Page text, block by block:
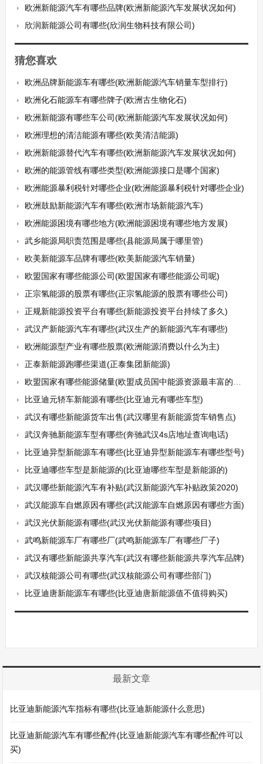
欧洲新能源汽车有哪些品牌(欧洲新能源汽车发展状况如何)
欣润新能源公司有哪些(欣润生物科技有限公司)
猜您喜欢
欧洲品牌新能源车有哪些(欧洲新能源汽车销量车型排行)
欧洲化石能源车有哪些牌子(欧洲古生物化石)
欧洲新能源有哪些车公司(欧洲新能源汽车发展状况如何)
欧洲理想的清洁能源有哪些(欧美清洁能源)
欧洲新能源替代汽车有哪些(欧洲新能源汽车发展状况如何)
欧洲的能源管线有哪些类型(欧洲能源接口是哪个国家)
欧洲能源暴利税针对哪些企业(欧洲能源暴利税针对哪些企业)
欧洲鼓励新能源汽车有哪些(欧洲市场新能源汽车)
欧洲能源困境有哪些地方(欧洲能源困境有哪些地方发展)
武乡能源局职责范围是哪些(县能源局属于哪里管)
欧美新能源车品牌有哪些(欧美新能源汽车销量)
欧盟国家有哪些能源公司(欧盟国家有哪些能源公司呢)
正宗氢能源的股票有哪些(正宗氢能源的股票有哪些公司)
正规新能源投资平台有哪些(新能源投资平台持续了多久)
武汉产新能源汽车有哪些(武汉生产的新能源汽车有哪些)
欧洲能源型产业有哪些股票(欧洲能源消费以什么为主)
正泰新能源跑哪些渠道(正泰集团新能源)
欧盟国家有哪些能源储量(欧盟成员国中能源资源最丰富的国家是)
比亚迪元轿车新能源有哪些(比亚迪元有哪些车型)
武汉有哪些新能源货车出售(武汉哪里有新能源货车销售点)
武汉奔驰新能源车型有哪些(奔驰武汉4s店地址查询电话)
比亚迪异型新能源车有哪些(比亚迪异型新能源车有哪些型号)
比亚迪哪些车型是新能源的(比亚迪哪些车型是新能源的)
武汉哪些新能源汽车有补贴(武汉新能源汽车补贴政策2020)
武汉能源车自燃原因有哪些(武汉能源车自燃原因有哪些方面)
武汉光伏新能源有哪些(武汉光伏新能源有哪些项目)
武鸣新能源车厂有哪些厂(武鸣新能源车厂有哪些厂子)
武汉有哪些新能源共享汽车(武汉有哪些新能源共享汽车品牌)
武汉核能源公司有哪些(武汉核能源公司有哪些部门)
比亚迪唐新能源车有哪些(比亚迪唐新能源值不值得购买)
最新文章
比亚迪新能源汽车指标有哪些(比亚迪新能源什么意思)
比亚迪新能源汽车有哪些配件(比亚迪新能源汽车有哪些配件可以
买)